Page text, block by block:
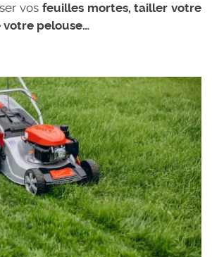
vos feuilles mortes, tailler votre
votre pelouse…